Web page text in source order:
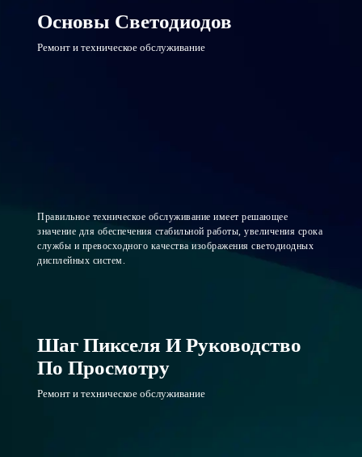
Основы Светодиодов
Ремонт и техническое обслуживание
Правильное техническое обслуживание имеет решающее
значение для обеспечения стабильной работы, увеличения срока
службы и превосходного качества изображения светодиодных
дисплейных систем.
Шаг Пикселя И Руководство
По Просмотру
Ремонт и техническое обслуживание